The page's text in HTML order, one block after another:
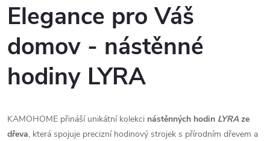
Elegance pro Váš
domov - nástěnné
hodiny LYRA
KAMOHOME přináší unikátní kolekci nástěnných hodin LYRAze
dřeva, která spojuje precizní hodinový strojek s přírodním dřevem a